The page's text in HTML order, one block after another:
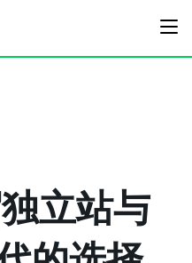
立站与